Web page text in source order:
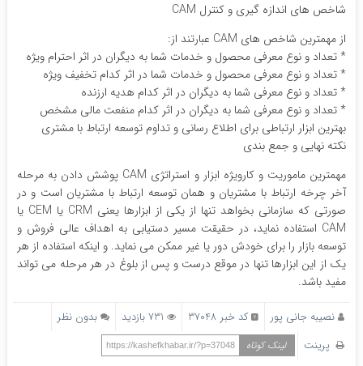
شاخص های اندازه گیری و کنترل CAM
از مهمترین شاخص های CAM عبارتند از:
* تعداد و نوع معرفی محصول و خدمات شما به دیگران در اثر احترام ویژه
* تعداد و نوع معرفی محصول و خدمات شما در اثر کدام تخفیف ویژه
* تعداد و نوع معرفی شما به دیگران در اثر کدام هدیه ارزنده
* تعداد و نوع معرفی شما به دیگران در اثر کدام منفعت مالی مشخص
بهترین ابزار ارتباطی برای اطلاع رسانی و تداوم توسعه ارتباط با مشتری
نکته نهایی و جمع بندی
مهمترین ماموریت و کارویژه ابزار و استراتژی CAM پوشش دادن به مرحله
آخر چرخه ارتباط با مشتریان و همان توسعه ارتباط با مشتریان است و در
صورتی که سازمانی بخواهد تنها از یکی از ابزارها یعنی CRM یا CEM یا
CAM استفاده نماید، در حقیقت مسیر دستیابی به اهداف عالی فروش و
توسعه بازار را برای خودش دور یا غیر ممکن می نماید. و اینکه استفاده از هر
یک از این ابزارها تنها در موقع درست و پس از بلوغ در هر مرحله می تواند
مفید باشد.
نصیبه جانی پور کد خبر 37048 731 بازدید
بدون نظر
پرینت
لینک کوتاه https://kashefkhabar.ir/?p=37048